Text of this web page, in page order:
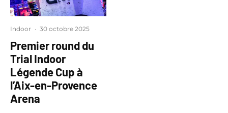
Indoor · 30 octobre 2025
Premier round du
Trial Indoor
Légende Cup à
l’Aix-en-Provence
Arena